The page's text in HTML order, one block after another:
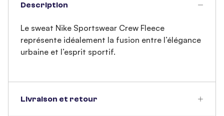
Description
Le sweat Nike Sportswear Crew Fleece
représente idéalement la fusion entre l’élégance
urbaine et l’esprit sportif.
Livraison et retour